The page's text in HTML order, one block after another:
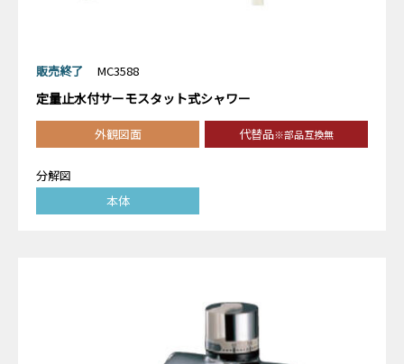
販売終了 MC3588
定量止水付サーモスタット式シャワー
外観図面 代替品※部品互換無
分解図
本体